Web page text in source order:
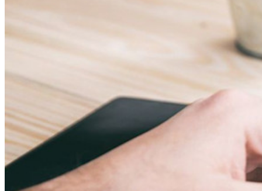
ダウンロード
パーソナルプランのトップ機能
統合されたTOTP
緊急アクセス
機密データ共有
メールエイリアスの統合
クロスプラットフォームで無制限のデバイス